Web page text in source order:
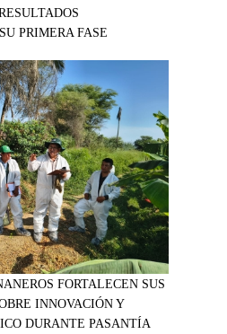
PRIMERA FASE
FORTALECEN SUS
INNOVACIÓN Y
DURANTE PASANTÍA